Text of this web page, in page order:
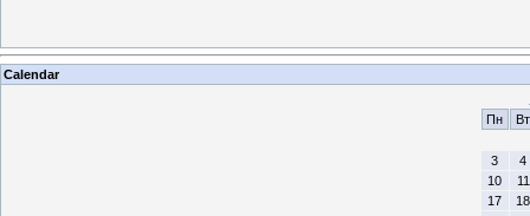
Calendar
Пн
Вт
3
4
10
11
17
18